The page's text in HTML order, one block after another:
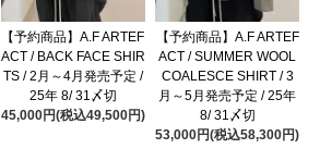
【予約商品】A.F ARTEF
ACT / BACK FACE SHIR
TS / 2月～4月発売予定 /
25年 8/ 31〆切
45,000円(税込49,500円)
【予約商品】A.F ARTEF
ACT / SUMMER WOOL
COALESCE SHIRT / 3
月～5月発売予定 / 25年
8/ 31〆切
53,000円(税込58,300円)